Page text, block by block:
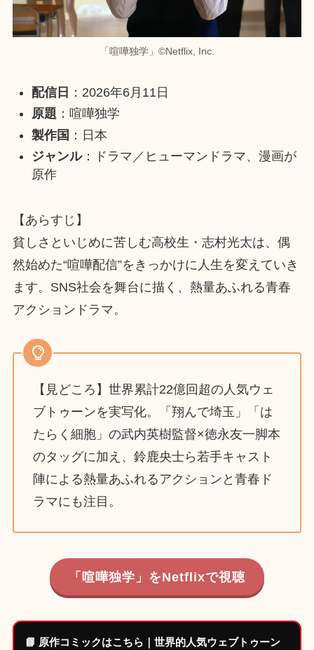
「喧嘩独学」©︎Netflix, Inc.
配信日 ：2026年6月11日
原題 ：喧嘩独学
製作国 ：日本
ジャンル：ドラマ／ヒューマンドラマ、漫画が
原作
【あらすじ】
貧しさといじめに苦しむ高校生・志村光太は、偶
然始めた“喧嘩配信”をきっかけに人生を変えていき
ます。SNS社会を舞台に描く、熱量あふれる青春
アクションドラマ。
【見どころ】世界累計22億回超の人気ウェ
ブトゥーンを実写化。「翔んで埼玉」「は
たらく細胞」の武内英樹監督×徳永友一脚本
のタッグに加え、鈴鹿央士ら若手キャスト
陣による熱量あふれるアクションと青春ド
ラマにも注目。
「喧嘩独学」をNetflixで視聴
📘 原作コミックはこちら｜世界的人気ウェブトゥーン